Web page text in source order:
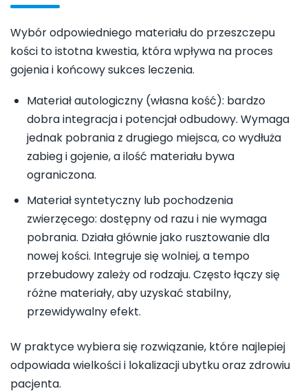
Wybór odpowiedniego materiału do przeszczepu
kości to istotna kwestia, która wpływa na proces
gojenia i końcowy sukces leczenia.
Materiał autologiczny (własna kość): bardzo
dobra integracja i potencjał odbudowy. Wymaga
jednak pobrania z drugiego miejsca, co wydłuża
zabieg i gojenie, a ilość materiału bywa
ograniczona.
Materiał syntetyczny lub pochodzenia
zwierzęcego: dostępny od razu i nie wymaga
pobrania. Działa głównie jako rusztowanie dla
nowej kości. Integruje się wolniej, a tempo
przebudowy zależy od rodzaju. Często łączy się
różne materiały, aby uzyskać stabilny,
przewidywalny efekt.
W praktyce wybiera się rozwiązanie, które najlepiej
odpowiada wielkości i lokalizacji ubytku oraz zdrowiu
pacjenta.